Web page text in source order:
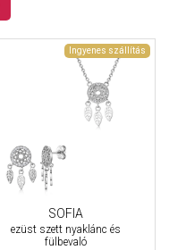
Ingyenes szállítás
SOFIA
ezüst szett nyaklánc és
fülbevaló